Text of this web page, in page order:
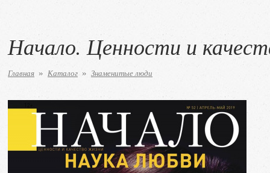
Начало. Ценности и
Главная » Каталог » Знаменитые люди